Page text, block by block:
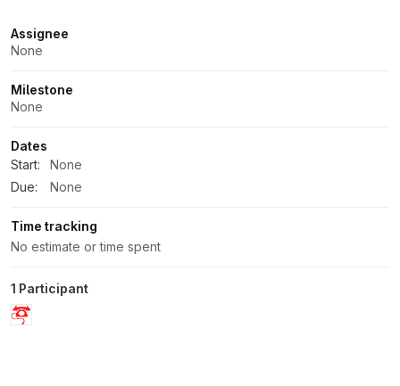
Attributes
Assignee
None
Milestone
None
Dates
Start:
None
Due:
None
Time tracking
No estimate or time spent
1 Participant